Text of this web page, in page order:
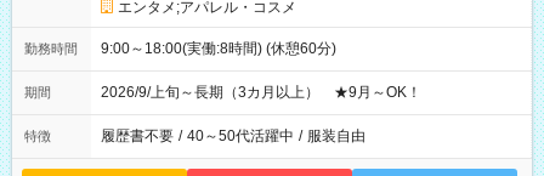
エンタメ;アパレル・コスメ
勤務時間 9:00～18:00(実働:8時間) (休憩60分)
期間 2026/9/上旬～長期（3カ月以上） ★9月～OK！
特徴 履歴書不要 / 40～50代活躍中 / 服装自由